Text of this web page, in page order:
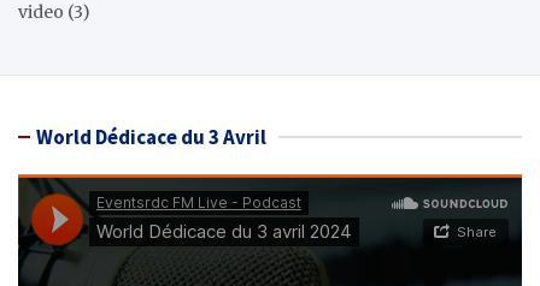
video (3)
World Dédicace du 3 Avril